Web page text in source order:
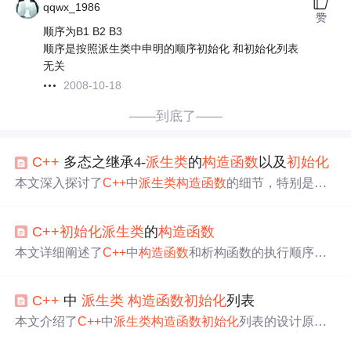
qqwx_1986
顺序为B1 B2 B3
顺序是按照派生类中申明的顺序初始化 和初始化列表
无关
2008-10-18
赞
——到底了——
C++ 多态之继承4-派生类的构造函数以及初始化
本文深入探讨了C++中派生类构造函数的细节，特别是如
函数。C++不允许直接在派生类构造函数
初始化基类成员，而是通过调用基类的特定构造函数来完
始向上回溯。
C++初始化派生类的构造函数
本文详细阐述了C++中构造函数和析构函数的执行顺序。
类 构造函数 ，然后是内嵌对象的初始化，每个
执行都会伴随一个'1'的输出。因此，如果所有构造函数
C++ 中派生类 ​构造函数初始化列表​
本文介绍了C++中派生类构造函数初始化列表的设计原